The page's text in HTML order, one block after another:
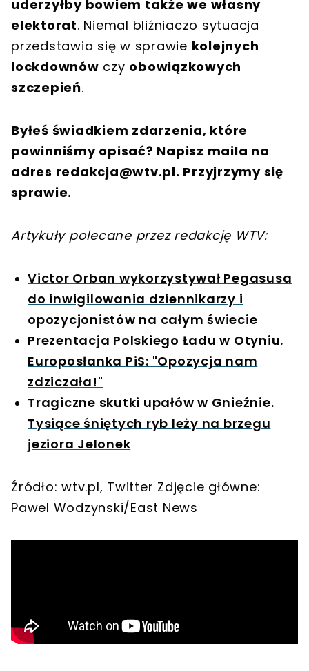
uderzyłby bowiem także we własny
elektorat. Niemal bliźniaczo sytuacja
przedstawia się w sprawie kolejnych
lockdownów czy obowiązkowych
szczepień.
Byłeś świadkiem zdarzenia, które
powinniśmy opisać? Napisz maila na
adres redakcja@wtv.pl. Przyjrzymy się
sprawie.
Artykuły polecane przez redakcję WTV:
Victor Orban wykorzystywał Pegasusa
do inwigilowania dziennikarzy i
opozycjonistów na całym świecie
Prezentacja Polskiego Ładu w Otyniu.
Europosłanka PiS: "Opozycja nam
zdziczała!"
Tragiczne skutki upałów w Gnieźnie.
Tysiące śniętych ryb leży na brzegu
jeziora Jelonek
Źródło: wtv.pl, Twitter Zdjęcie główne:
Pawel Wodzynski/East News